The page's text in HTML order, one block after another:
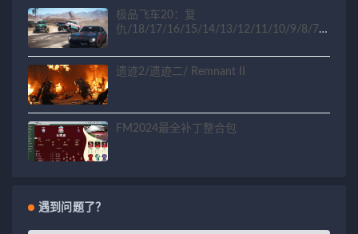
极品飞车20：复
仇/18/17/16/15/14/13/12/11/10/9/8/7/6
遗迹2/遗迹二/ Remnant II
FM2024最全补丁整合包
遇到问题了？